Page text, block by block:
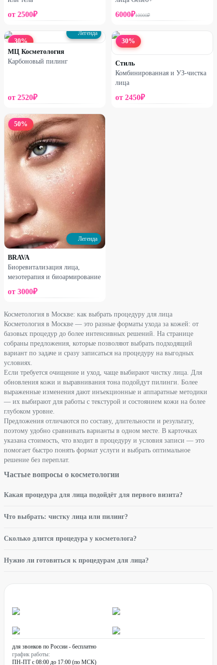
от 2500₽ 6000₽10000₽
30%
Легенда
МЦ Косметология
Карбоновый пилинг
от 2520₽
30%
Стиль
Комбинированная и УЗ-чистка
лица
от 2450₽
50%
Легенда
BRAVA
Биоревитализация лица,
мезотерапия и биоармирование
от 3000₽
Косметология в Москве: как выбрать процедуру для лица
Косметология в Москве — это разные форматы ухода за кожей: от
базовых процедур до более интенсивных решений. На странице
собраны предложения, которые позволяют выбрать подходящий
вариант по задаче и сразу записаться на процедуру на выгодных
условиях.
Если требуется очищение и уход, чаще выбирают чистку лица. Для
обновления кожи и выравнивания тона подойдут пилинги. Более
выраженные изменения дают инъекционные и аппаратные методики
— их выбирают для работы с текстурой и состоянием кожи на более
глубоком уровне.
Предложения отличаются по составу, длительности и результату,
поэтому удобно сравнивать варианты в одном месте. В карточках
указана стоимость, что входит в процедуру и условия записи — это
помогает быстро понять формат услуги и выбрать оптимальное
решение без переплат.
Частые вопросы о косметологии
Какая процедура для лица подойдёт для первого визита?
Что выбрать: чистку лица или пилинг?
Сколько длится процедура у косметолога?
Нужно ли готовиться к процедурам для лица?
для звонков по России - бесплатно
график работы:
ПН-ПТ с 08:00 до 17:00 (по МСК)